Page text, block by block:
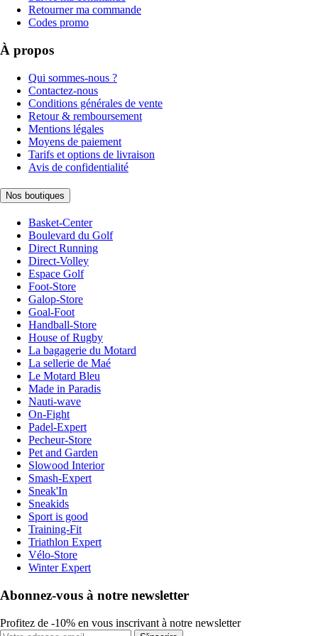
Retourner ma commande
Codes promo
À propos
Qui sommes-nous ?
Contactez-nous
Conditions générales de vente
Retour & remboursement
Mentions légales
Moyens de paiement
Tarifs et options de livraison
Avis de confidentialité
Nos boutiques
Basket-Center
Boulevard du Golf
Direct Running
Direct-Volley
Espace Golf
Foot-Store
Galop-Store
Goal-Foot
Handball-Store
House of Rugby
La bagagerie du Motard
La sellerie de Maé
Le Motard Bleu
Made in Paradis
Nauti-wave
On-Fight
Padel-Expert
Pecheur-Store
Pet and Garden
Slowood Interior
Smash-Expert
Sneak'In
Sneakids
Sport is good
Training-Fit
Triathlon Expert
Vélo-Store
Winter Expert
Abonnez-vous à notre newsletter
Profitez de -10% en vous inscrivant à notre newsletter